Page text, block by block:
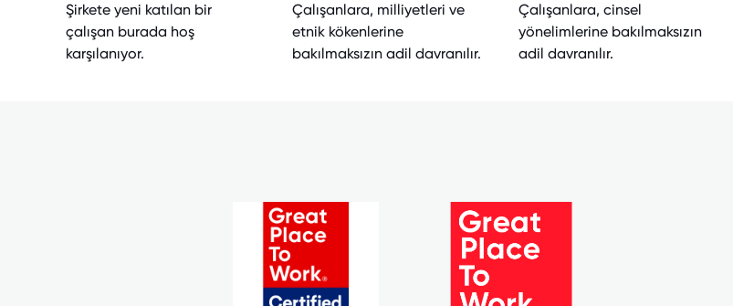
Şirkete yeni katılan bir
çalışan burada hoş
karşılanıyor.
Çalışanlara, milliyetleri ve
etnik kökenlerine
bakılmaksızın adil davranılır.
Çalışanlara, cinsel
yönelimlerine bakılmaksızın
adil davranılır.